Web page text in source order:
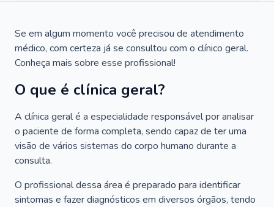
Se em algum momento você precisou de atendimento
médico, com certeza já se consultou com o clínico geral.
Conheça mais sobre esse profissional!
O que é clínica geral?
A clínica geral é a especialidade responsável por analisar
o paciente de forma completa, sendo capaz de ter uma
visão de vários sistemas do corpo humano durante a
consulta.
O profissional dessa área é preparado para identificar
sintomas e fazer diagnósticos em diversos órgãos, tendo